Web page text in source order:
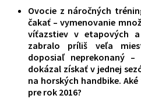
Ovocie z náročných
čakať – vymenovanie
víťazstiev v etapových
zabralo príliš veľa
doposiaľ neprekonaný
dokázal získať v jednej
na horských handbike.
pre rok 2016?